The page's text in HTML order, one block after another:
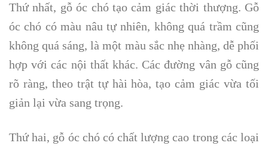
Thứ nhất, gỗ óc chó tạo cảm giác thời thượng. Gỗ
óc chó có màu nâu tự nhiên, không quá trầm cũng
không quá sáng, là một màu sắc nhẹ nhàng, dễ phối
hợp với các nội thất khác. Các đường vân gỗ cũng
rõ ràng, theo trật tự hài hòa, tạo cảm giác vừa tối
giản lại vừa sang trọng.
Thứ hai, gỗ óc chó có chất lượng cao trong các loại